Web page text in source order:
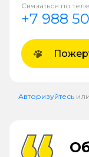
Связаться по
+7 988
Авторизуйтесь или